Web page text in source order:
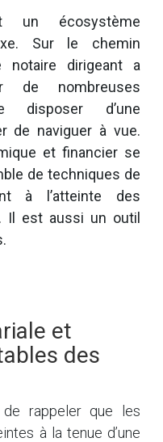
un écosystème
Sur le chemin
dirigeant a
de nombreuses
disposer d’une
de naviguer à vue.
et financier se
de techniques de
à l’atteinte des
Il est aussi un outil
et
des
rappeler que les
à la tenue d’une